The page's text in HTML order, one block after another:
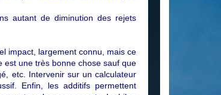
autant de diminution des rejets
impact, largement connu, mais ce
est une très bonne chose sauf que
etc. Intervenir sur un calculateur
Enfin, les additifs permettent